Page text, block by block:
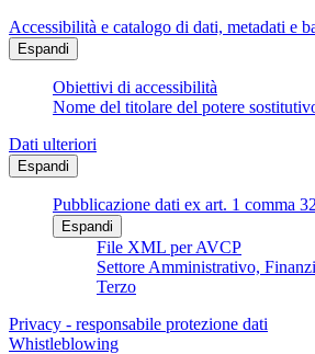
Accessibilità e catalogo di dati, metadati e
Espandi
Obiettivi di accessibilità
Nome del titolare del potere
Dati ulteriori
Espandi
Pubblicazione dati ex art. 1 comma
Espandi
File XML per AVCP
Settore Amministrativo,
Terzo
Privacy - responsabile protezione dati
Whistleblowing